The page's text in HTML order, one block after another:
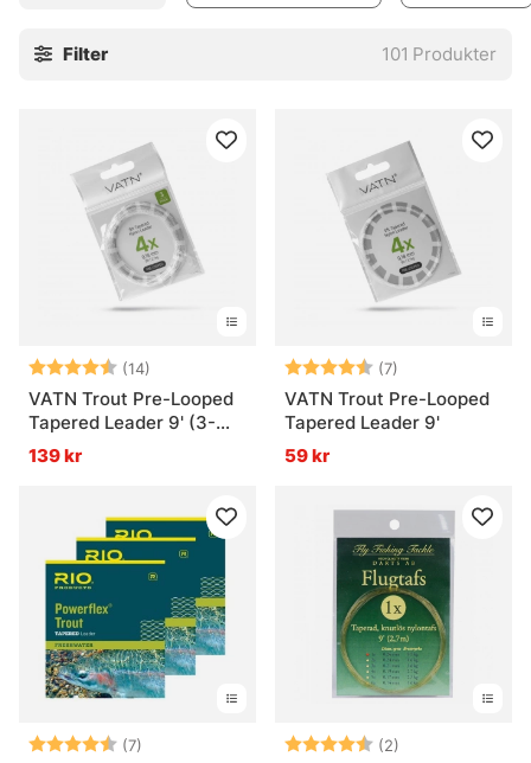
med större streamers och gäddflugor önskar du däremot
material för att du ska kunna välja en tafs till din typ av
flugfiske!
Filter 101 Produkter
Betyg: (14)
4.6 utav 5 stjärnor
VATN Trout Pre-Looped
Tapered Leader 9' (3-
pack)
139 kr
Betyg: (7)
VATN Trout Pre-Looped
Tapered Leader 9'
59 kr
Betyg: (7)
4.9 utav 5 stjärnorBetyg: (2)